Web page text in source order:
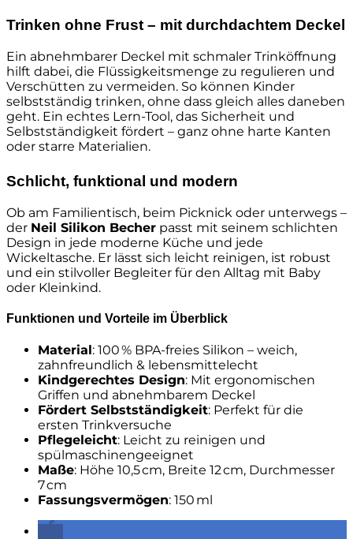
Trinken ohne Frust – mit durchdachtem Deckel
Ein abnehmbarer Deckel mit schmaler Trinköffnung
hilft dabei, die Flüssigkeitsmenge zu regulieren und
Verschütten zu vermeiden. So können Kinder
selbstständig trinken, ohne dass gleich alles daneben
geht. Ein echtes Lern-Tool, das Sicherheit und
Selbstständigkeit fördert – ganz ohne harte Kanten
oder starre Materialien.
Schlicht, funktional und modern
Ob am Familientisch, beim Picknick oder unterwegs –
der Neil Silikon Becher passt mit seinem schlichten
Design in jede moderne Küche und jede
Wickeltasche. Er lässt sich leicht reinigen, ist robust
und ein stilvoller Begleiter für den Alltag mit Baby
oder Kleinkind.
Funktionen und Vorteile im Überblick
Material: 100 % BPA-freies Silikon – weich,
zahnfreundlich & lebensmittelecht
Kindgerechtes Design: Mit ergonomischen
Griffen und abnehmbarem Deckel
Fördert Selbstständigkeit: Perfekt für die
ersten Trinkversuche
Pflegeleicht: Leicht zu reinigen und
spülmaschinengeeignet
Maße: Höhe 10,5 cm, Breite 12 cm, Durchmesser
7 cm
Fassungsvermögen: 150 ml